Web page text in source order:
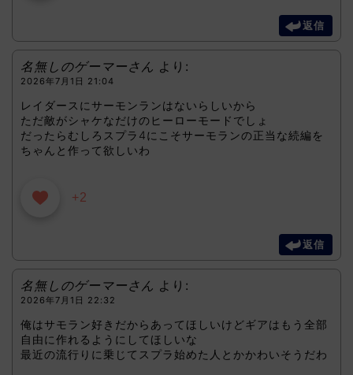
返信
名無しのゲーマーさん より:
2026年7月1日 21:04
レイダースにサーモンランはないらしいから
ただ敵がシャケなだけのヒーローモードでしょ
だったらむしろスプラ4にこそサーモランの正当な続編を
ちゃんと作って欲しいわ
+2
返信
名無しのゲーマーさん より:
2026年7月1日 22:32
俺はサモラン好きだからあってほしいけどギアはもう全部
自由に作れるようにしてほしいな
最近の流行りに乗じてスプラ始めた人とかかわいそうだわ